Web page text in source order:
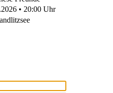
• 20:00 Uhr